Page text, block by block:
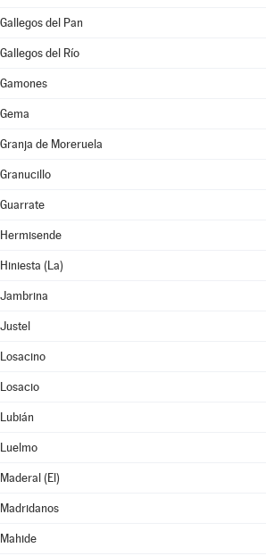
Gallegos del Pan
Gallegos del Río
Gamones
Gema
Granja de Moreruela
Granucillo
Guarrate
Hermisende
Hiniesta (La)
Jambrina
Justel
Losacino
Losacio
Lubián
Luelmo
Maderal (El)
Madridanos
Mahide